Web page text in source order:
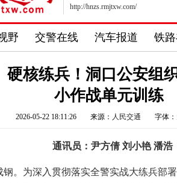
http://hnzs.rmjtxw.com/
野 交警在线 汽车报道 铁
硬核练兵！洞口公安组
小作战单元训练
2026-05-22 18:11:26 来源： 人民交通 字体：
通讯员：尹方倩 刘小艳 潘浩
钢。为深入贯彻落实全警实战大练兵部